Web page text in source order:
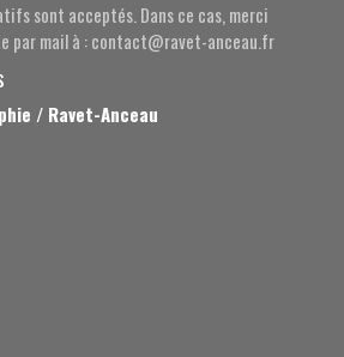
sont acceptés. Dans ce cas, merci
par mail à : contact@ravet-anceau.fr
/ Ravet-Anceau